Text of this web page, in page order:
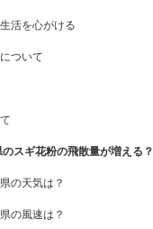
活を心がける
ついて
スギ花粉の飛散量が増える？
の天気は？
の風速は？